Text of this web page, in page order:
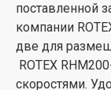
поставленной
компании
две для
ROTEX
скоростями.